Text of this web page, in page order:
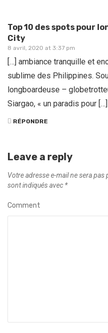
Top 10 des spots pour
City
8 avril, 2020 at 3:37 pm
[…] ambiance tranquille et
sublime des Philippines.
longboardeuse –
Siargao, « un paradis pour […]
RÉPONDRE
Leave a reply
Votre adresse e-mail ne sera pas
sont indiqués avec *
Comment